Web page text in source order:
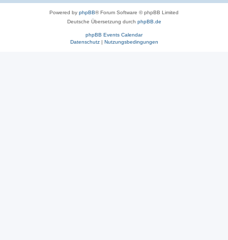
Powered by phpBB® Forum Software © phpBB Limited
Deutsche Übersetzung durch phpBB.de
phpBB Events Calendar
Datenschutz| Nutzungsbedingungen